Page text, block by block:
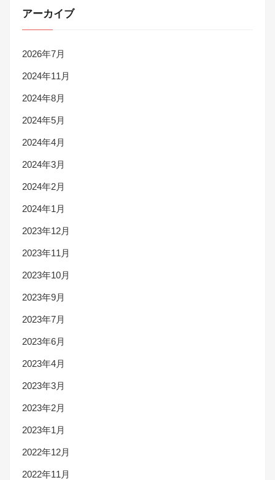
アーカイブ
2026年7月
2024年11月
2024年8月
2024年5月
2024年4月
2024年3月
2024年2月
2024年1月
2023年12月
2023年11月
2023年10月
2023年9月
2023年7月
2023年6月
2023年4月
2023年3月
2023年2月
2023年1月
2022年12月
2022年11月